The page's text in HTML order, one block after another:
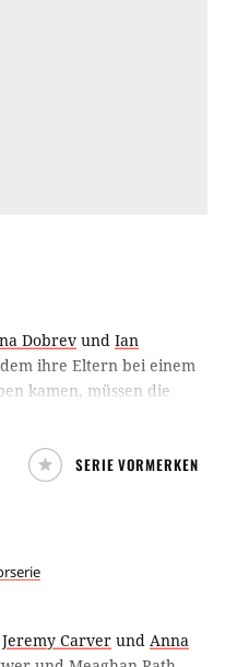
Dobrev und Ian
ihre Eltern bei einem
kamen, müssen die
kommen. Während
Drogen zu bekämpfen
den mysteriösen neuen
Geheimnis: Er ist
SERIE VORMERKEN
Jeremy Carver und Anna